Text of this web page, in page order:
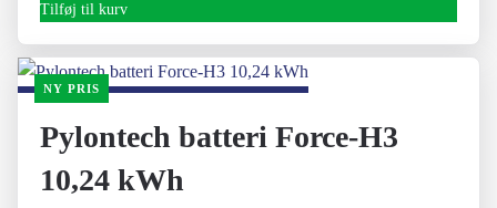
Tilføj til kurv
NY PRIS
Pylontech batteri Force-H3
10,24 kWh